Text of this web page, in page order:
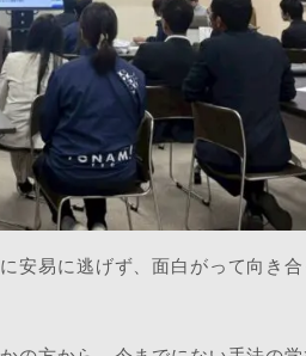
安易に逃げず、面白がって向き